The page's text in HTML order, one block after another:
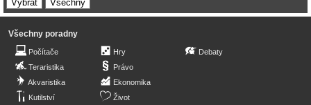
Všechny poradny
Počítače
Teraristika
Akvaristika
Kutilství
Hry
Právo
Ekonomika
Život
Debaty